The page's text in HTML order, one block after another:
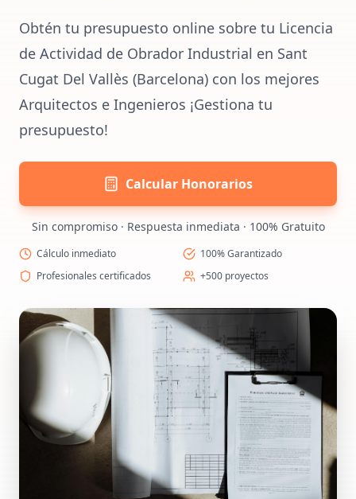
Obtén tu presupuesto online sobre tu Licencia
de Actividad de Obrador Industrial en Sant
Cugat Del Vallès (Barcelona) con los mejores
Arquitectos e Ingenieros ¡Gestiona tu
presupuesto!
Calcular Honorarios
Sin compromiso · Respuesta inmediata · 100% Gratuito
Cálculo inmediato
100% Garantizado
Profesionales certificados
+500 proyectos